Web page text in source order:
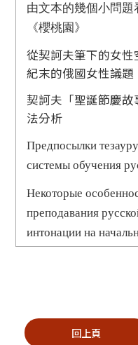
由文本的幾個小問題
《櫻桃園》
從契訶夫筆下的女性
紀末的俄國女性議題
契訶夫「聖誕節慶
法分析
Предпосылки
системы обучения
Некоторые
преподавания
интонации на
回上頁